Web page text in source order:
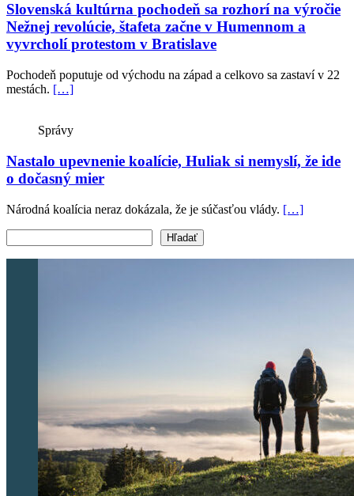
Slovenská kultúrna pochodeň sa rozhorí na výročie
Nežnej revolúcie, štafeta začne v Humennom a
vyvrcholí protestom v Bratislave
Pochodeň poputuje od východu na západ a celkovo sa zastaví v 22
mestách. […]
Správy
Nastalo upevnenie koalície, Huliak si nemyslí, že ide
o dočasný mier
Národná koalícia neraz dokázala, že je súčasťou vlády. […]
Hľadať